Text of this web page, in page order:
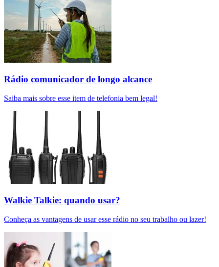
Rádio comunicador de longo alcance
Saiba mais sobre esse item de telefonia bem legal!
Walkie Talkie: quando usar?
Conheça as vantagens de usar esse rádio no seu trabalho ou lazer!